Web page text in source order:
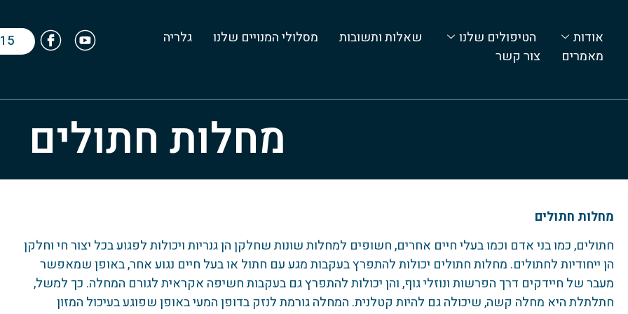
אודות הטיפולים שלנו שאלות ותשובות מסלולי המנויים שלנו
גלריה
מאמרים
צור קשר
מחלות חתולים
מחלות חתולים
חתולים, כמו בני אדם וכמו בעלי חיים אחרים, חשופים למחלות שונות שחלקן הן גנריות ויכולות לפגוע בכל יצור חי וחלקן
הן ייחודיות לחתולים. מחלות חתולים יכולות להתפרץ בעקבות מגע עם חתול או בעל חיים נגוע אחר, באופן שמאפשר
מעבר של חיידקים דרך הפרשות ונוזלי גוף, והן יכולות להתפרץ גם בעקבות חשיפה אקראית לגורם המחלה. כך למשל,
חתלתלת היא מחלה קשה, שיכולה גם להיות קטלנית. המחלה גורמת לנזק בדופן המעי באופן שפוגע בעיכול המזון